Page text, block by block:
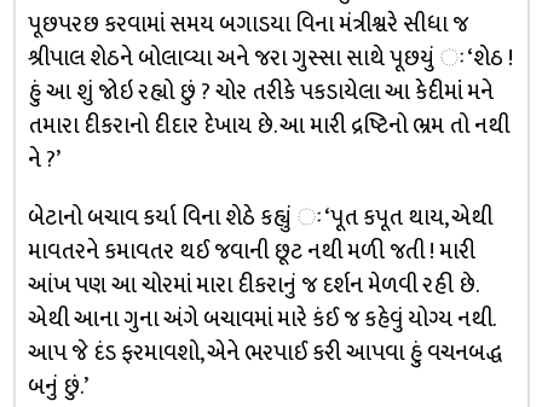
પૂછપરછ કરવામાં સમય બગાડયા વિના મંત્રીશ્વરે સીધા જ
શ્રીપાલ શેઠને બોલાવ્યા અને જરા ગુસ્સા સાથે પૂછયું ઃ ‘શેઠ !
હું આ શું જોઇ રહ્યો છું ? ચોર તરીકે પકડાયેલા આ કેદીમાં મને
તમારા દીકરાનો દીદાર દેખાય છે. આ મારી દ્રષ્ટિનો ભ્રમ તો નથી
ને ?’
બેટાનો બચાવ કર્યા વિના શેઠે કહ્યું ઃ ‘પૂત કપૂત થાય, એથી
માવતરને કમાવતર થઈ જવાની છૂટ નથી મળી જતી ! મારી
આંખ પણ આ ચોરમાં મારા દીકરાનું જ દર્શન મેળવી રહી છે.
એથી આના ગુના અંગે બચાવમાં મારે કંઈ જ કહેવું યોગ્ય નથી.
આપ જે દંડ ફરમાવશો, એને ભરપાઈ કરી આપવા હું વચનબદ્ધ
બનું છું.’